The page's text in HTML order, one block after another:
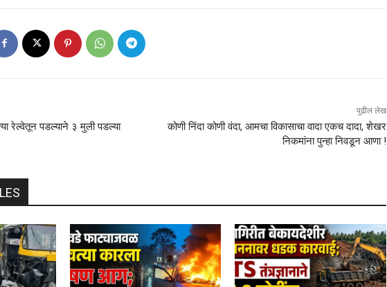
रेल्वेतून पडल्याने ३ मुली पडल्या
पुढील लेख
कोणी निंदा कोणी वंदा, आमचा विकासाचा वादा एकच दादा, शेखर
निकमांना पुन्हा निवडून आणा !